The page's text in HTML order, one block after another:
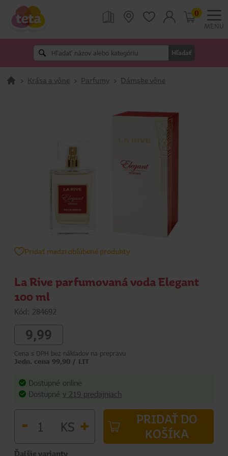
MENU
Hľadať
0
> Krása a vône > Parfumy > Dámske vône
Pridať medzi obľúbené produkty
La Rive parfumovaná voda Elegant
100 ml
Kód: 284692
9,99
Cena s DPH bez nákladov na prepravu
Jedn. cena 99,90 / LIT
Dostupné online
Dostupné v 219 predajniach
- KS +
PRIDAŤ DO
KOŠÍKA
Ďalšie varianty